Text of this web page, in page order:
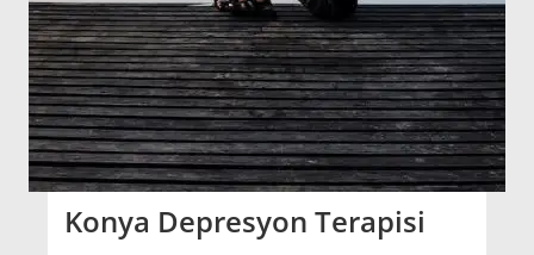
Konya Depresyon Terapisi